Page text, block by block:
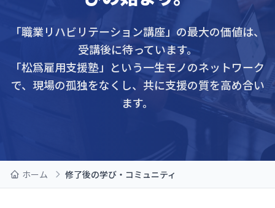
「職業リハビリテーション講座」の最大の価値は、
受講後に待っています。
「松爲雇用支援塾」という一生モノのネットワーク
で、現場の孤独をなくし、共に支援の質を高め合い
ます。
ホーム 修了後の学び・コミュニティ